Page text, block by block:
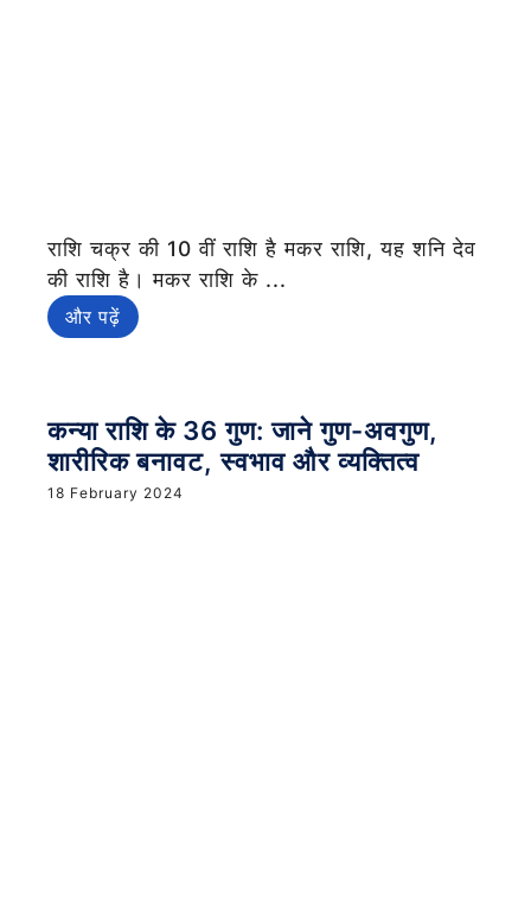
राशि चक्र की 10 वीं राशि है मकर राशि, यह शनि देव
की राशि है। मकर राशि के ...
और पढ़ें
कन्या राशि के 36 गुण: जाने गुण-अवगुण,
शारीरिक बनावट, स्वभाव और व्यक्तित्व
18 February 2024